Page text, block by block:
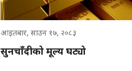
आइतबार, साउन १७, २०८३
सुनचाँदीको मूल्य घट्यो